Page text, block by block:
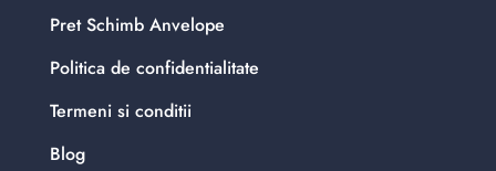
Pret Schimb Anvelope
Politica de confidentialitate
Termeni si conditii
Blog